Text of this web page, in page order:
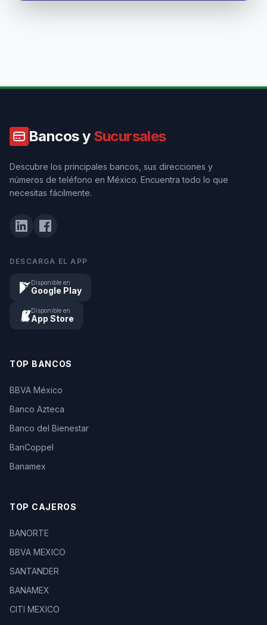
Bancos y Sucursales
Descubre los principales bancos, sus direcciones y
números de teléfono en México. Encuentra todo lo que
necesitas fácilmente.
DESCARGA EL APP
Disponible en
Google Play
Disponible en
App Store
TOP BANCOS
BBVA México
Banco Azteca
Banco del Bienestar
BanCoppel
Banamex
TOP CAJEROS
BANORTE
BBVA MEXICO
SANTANDER
BANAMEX
CITI MEXICO